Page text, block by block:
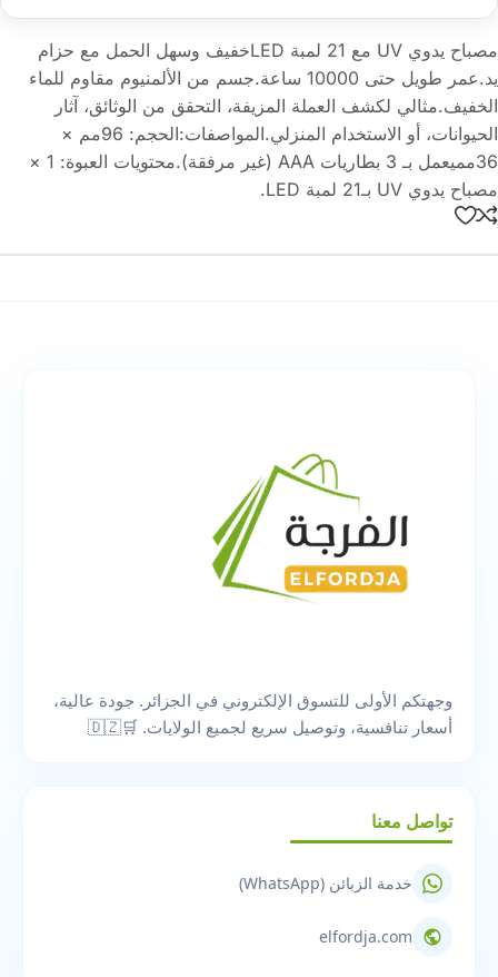
مصباح يدوي UV مع 21 لمبة LEDخفيف وسهل الحمل مع حزام
يد.عمر طويل حتى ‎10000‎ ساعة.جسم من الألمنيوم مقاوم للماء
الخفيف.مثالي لكشف العملة المزيفة، التحقق من الوثائق، آثار
الحيوانات، أو الاستخدام المنزلي.المواصفات:الحجم: ‎96مم ×
36مم‎يعمل بـ 3 بطاريات AAA (غير مرفقة).محتويات العبوة: 1 ×
مصباح يدوي UV بـ21 لمبة LED.
وجهتكم الأولى للتسوق الإلكتروني في الجزائر. جودة عالية،
أسعار تنافسية، وتوصيل سريع لجميع الولايات. 🛒🇩🇿
تواصل معنا
خدمة الزبائن (WhatsApp)
elfordja.com